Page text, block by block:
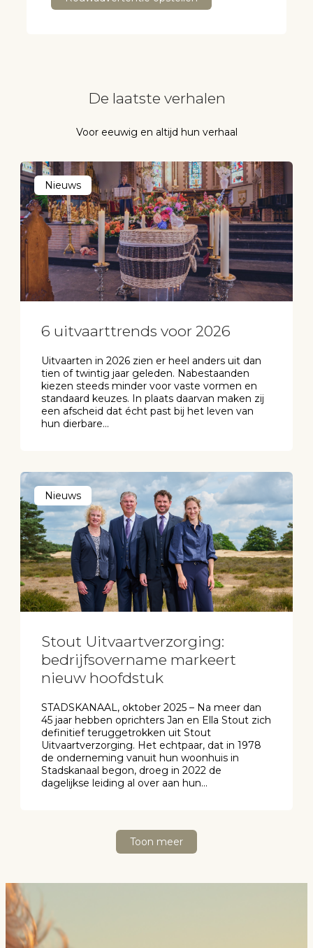
De laatste verhalen
Voor eeuwig en altijd hun verhaal
6 uitvaarttrends voor 2026
Uitvaarten in 2026 zien er heel anders uit dan
tien of twintig jaar geleden. Nabestaanden
kiezen steeds minder voor vaste vormen en
standaard keuzes. In plaats daarvan maken zij
een afscheid dat écht past bij het leven van
hun dierbare...
Nieuws
Stout Uitvaartverzorging:
bedrijfsovername markeert
nieuw hoofdstuk
STADSKANAAL, oktober 2025 – Na meer dan
45 jaar hebben oprichters Jan en Ella Stout zich
definitief teruggetrokken uit Stout
Uitvaartverzorging. Het echtpaar, dat in 1978
de onderneming vanuit hun woonhuis in
Stadskanaal begon, droeg in 2022 de
dagelijkse leiding al over aan hun...
Nieuws
Toon meer